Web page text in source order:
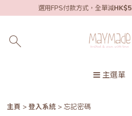
選用FPS付款方式，全單減HK$5
主選單
主頁 登入系統 忘記密碼